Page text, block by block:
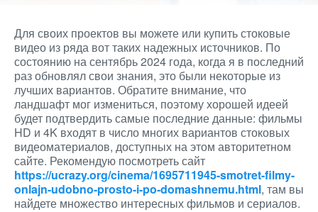
Для своих проектов вы можете или купить стоковые
видео из ряда вот таких надежных источников. По
состоянию на сентябрь 2024 года, когда я в последний
раз обновлял свои знания, это были некоторые из
лучших вариантов. Обратите внимание, что
ландшафт мог измениться, поэтому хорошей идеей
будет подтвердить самые последние данные: фильмы
HD и 4K входят в число многих вариантов стоковых
видеоматериалов, доступных на этом авторитетном
сайте. Рекомендую посмотреть сайт
https://ucrazy.org/cinema/1695711945-smotret-filmy-
onlajn-udobno-prosto-i-po-domashnemu.html, там вы
найдете множество интересных фильмов и сериалов.